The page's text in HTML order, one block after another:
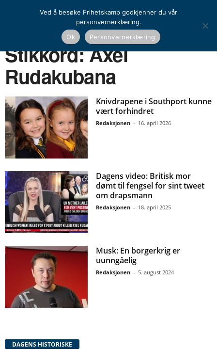
Axel Rudakubana
Stikkord: Axel
Rudakubana
Knivdrapene i Southport kunne
vært forhindret
Redaksjonen - 16. april 2026
Dagens video: Britisk mor
dømt til fengsel for sint tweet
om drapsmann
Redaksjonen - 18. april 2025
Musk: En borgerkrig er
uunngåelig
Redaksjonen - 5. august 2024
DAGENS HISTORISKE
Ved å besøke Frihetskamp godkjenner du vår
personvernerklæring.
Ok
Personvernerklæring